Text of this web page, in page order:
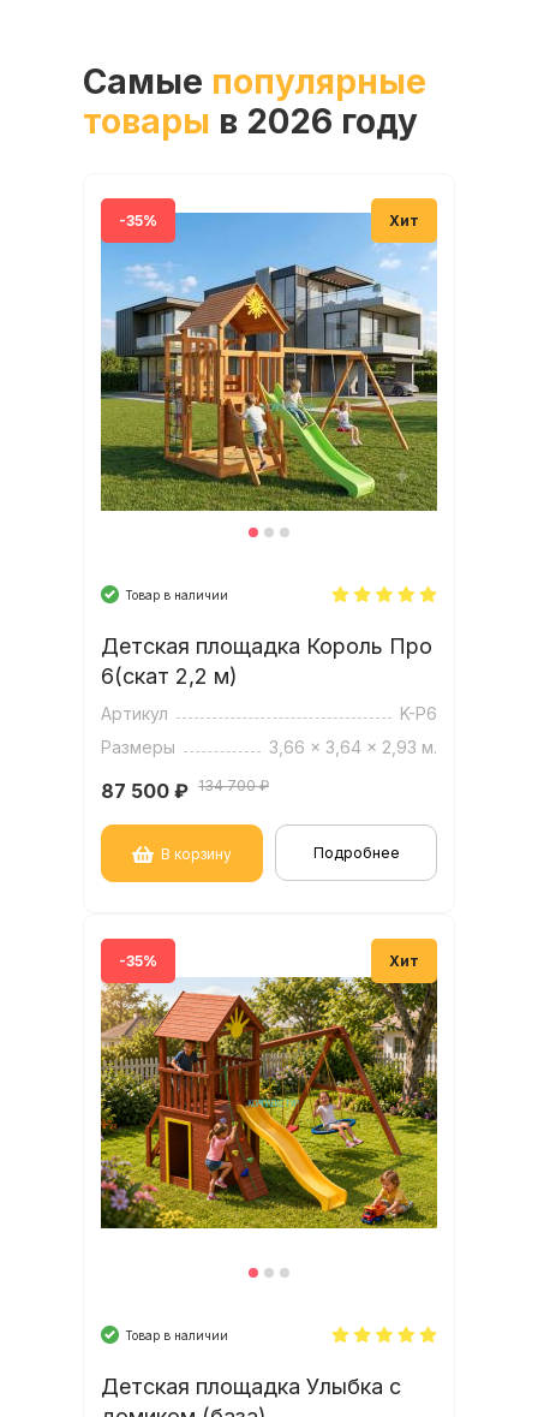
Самые популярные
товары в 2026 году
-35% Хит
Товар в наличии
Детская площадка Король Про
6(скат 2,2 м)
Артикул
K-P6
Размеры
3,66 x 3,64 x 2,93 м.
87 500 ₽ 134 700 ₽
В корзину Подробнее
-35% Хит
Товар в наличии
Детская площадка Улыбка с